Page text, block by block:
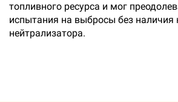
топливного ресурса и мог
испытания на выбросы без наличия
нейтрализатора.